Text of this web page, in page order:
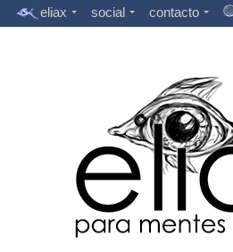
eliax social contacto